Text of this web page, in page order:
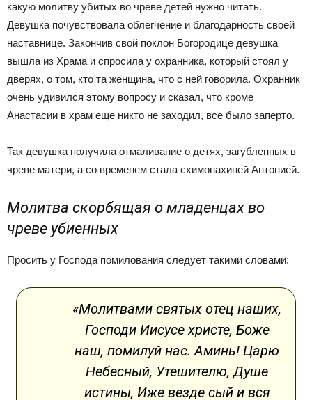
какую молитву убитых во чреве детей нужно читать.
Девушка почувствовала облегчение и благодарность своей
наставнице. Закончив свой поклон Богородице девушка
вышла из Храма и спросила у охранника, который стоял у
дверях, о том, кто та женщина, что с ней говорила. Охранник
очень удивился этому вопросу и сказал, что кроме
Анастасии в храм еще никто не заходил, все было заперто.
Так девушка получила отмаливание о детях, загубленных в
чреве матери, а со временем стала схимонахиней Антонией.
Молитва скорбящая о младенцах во
чреве убиенных
Просить у Господа помилования следует такими словами:
«Молитвами святых отец наших,
Господи Иисусе христе, Боже
наш, помилуй нас. Аминь! Царю
Небесный, Утешителю, Душе
истины, Иже везде сый и вся